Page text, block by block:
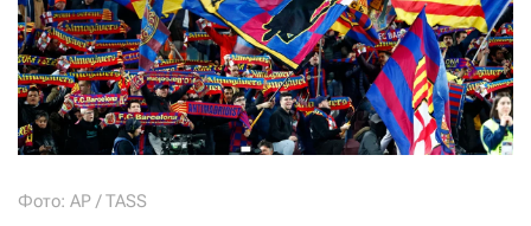
Фото: AP / TASS